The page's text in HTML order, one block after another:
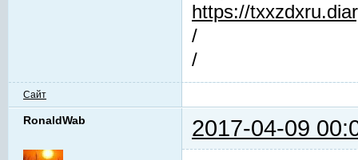
https://
/
/
Сайт
RonaldWab 2017-04-09